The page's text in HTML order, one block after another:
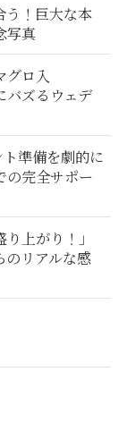
う！巨大な本
写真
グロ入
バズるウェデ
ト準備を劇的に
の完全サポー
上がり！」
のリアルな感